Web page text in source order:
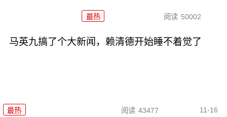
最热 阅读 50002
马英九搞了个大新闻，赖清德开始睡不着觉了
最热 阅读 43477 11-16